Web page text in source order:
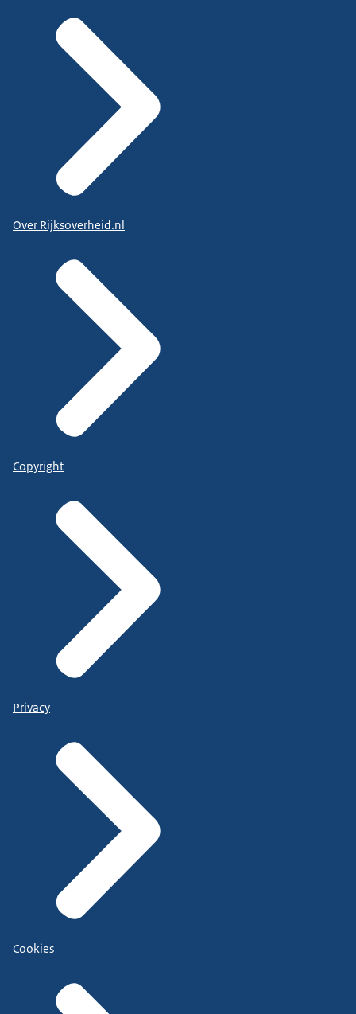
Over Rijksoverheid.nl
Copyright
Privacy
Cookies